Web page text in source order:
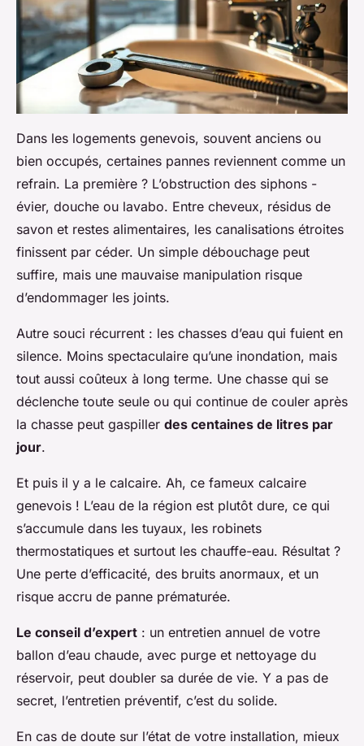
Dans les logements genevois, souvent anciens ou
bien occupés, certaines pannes reviennent comme un
refrain. La première ? L’obstruction des siphons -
évier, douche ou lavabo. Entre cheveux, résidus de
savon et restes alimentaires, les canalisations étroites
finissent par céder. Un simple débouchage peut
suffire, mais une mauvaise manipulation risque
d’endommager les joints.
Autre souci récurrent : les chasses d’eau qui fuient en
silence. Moins spectaculaire qu’une inondation, mais
tout aussi coûteux à long terme. Une chasse qui se
déclenche toute seule ou qui continue de couler après
la chasse peut gaspiller des centaines de litres par
jour.
Et puis il y a le calcaire. Ah, ce fameux calcaire
genevois ! L’eau de la région est plutôt dure, ce qui
s’accumule dans les tuyaux, les robinets
thermostatiques et surtout les chauffe-eau. Résultat ?
Une perte d’efficacité, des bruits anormaux, et un
risque accru de panne prématurée.
Le conseil d’expert : un entretien annuel de votre
ballon d’eau chaude, avec purge et nettoyage du
réservoir, peut doubler sa durée de vie. Y a pas de
secret, l’entretien préventif, c’est du solide.
En cas de doute sur l’état de votre installation, mieux